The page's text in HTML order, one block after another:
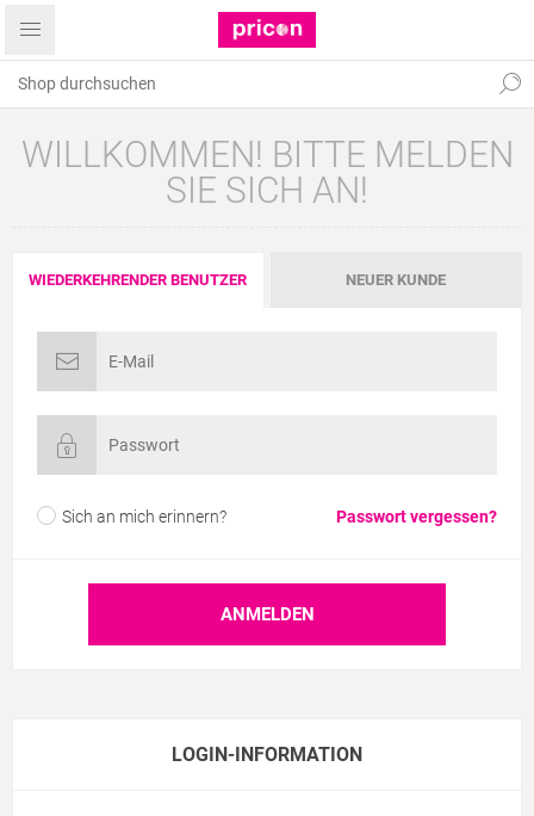
WILLKOMMEN! BITTE MELDEN
SIE SICH AN!
WIEDERKEHRENDER BENUTZER NEUER KUNDE
Sich an mich erinnern? Passwort vergessen?
LOGIN-INFORMATION